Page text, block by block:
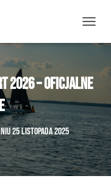
R
Ł
Ą
C
Z
N
A
W
I
G
2026 – Oficjalne
25 listopada 2025